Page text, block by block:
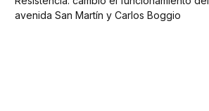
avenida San Martín y Carlos Boggio